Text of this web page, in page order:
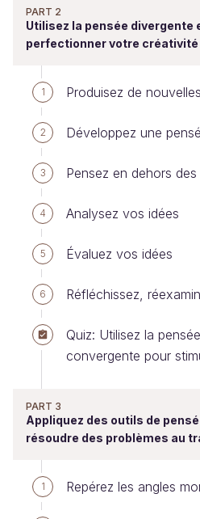
PART 2
Utilisez la pensée divergente
perfectionner votre créativité
1 Produisez de
2 Développez une
3 Pensez en dehors
4 Analysez vos idées
5 Évaluez vos idées
6 Réfléchissez,
Quiz: Utilisez la
convergente pour
PART 3
Appliquez des outils de
résoudre des problèmes au
1 Repérez les angles